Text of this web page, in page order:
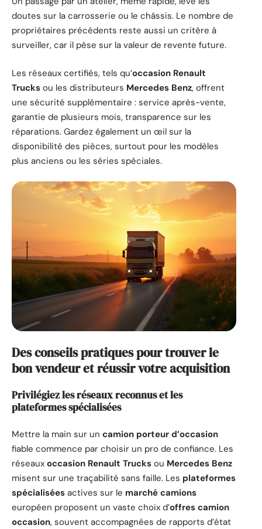
doutes sur la carrosserie ou le châssis. Le nombre de
propriétaires précédents reste aussi un critère à
surveiller, car il pèse sur la valeur de revente future.
Les réseaux certifiés, tels qu’occasion Renault
Trucks ou les distributeurs Mercedes Benz, offrent
une sécurité supplémentaire : service après-vente,
garantie de plusieurs mois, transparence sur les
réparations. Gardez également un œil sur la
disponibilité des pièces, surtout pour les modèles
plus anciens ou les séries spéciales.
Des conseils pratiques pour trouver le
bon vendeur et réussir votre acquisition
Privilégiez les réseaux reconnus et les
plateformes spécialisées
Mettre la main sur un camion porteur d’occasion
fiable commence par choisir un pro de confiance. Les
réseaux occasion Renault Trucks ou Mercedes Benz
misent sur une traçabilité sans faille. Les plateformes
spécialisées actives sur le marché camions
européen proposent un vaste choix d’offres camion
occasion, souvent accompagnées de rapports d’état